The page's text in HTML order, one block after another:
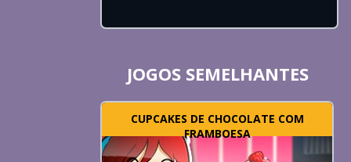
JOGOS SEMELHANTES
CUPCAKES DE CHOCOLATE COM
FRAMBOESA